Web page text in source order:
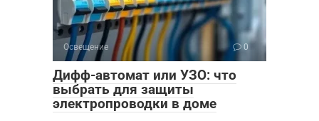
Освещение 0
Дифф-автомат или УЗО: что
выбрать для защиты
электропроводки в доме